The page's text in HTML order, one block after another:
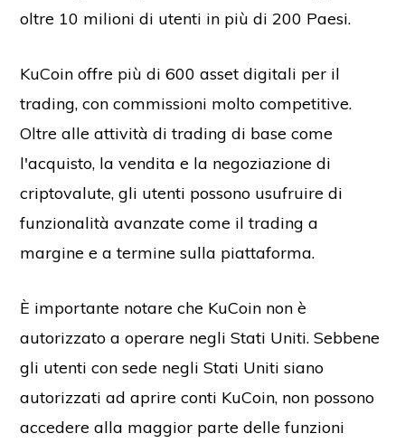
oltre 10 milioni di utenti in più di 200 Paesi.
KuCoin offre più di 600 asset digitali per il
trading, con commissioni molto competitive.
Oltre alle attività di trading di base come
l'acquisto, la vendita e la negoziazione di
criptovalute, gli utenti possono usufruire di
funzionalità avanzate come il trading a
margine e a termine sulla piattaforma.
È importante notare che KuCoin non è
autorizzato a operare negli Stati Uniti. Sebbene
gli utenti con sede negli Stati Uniti siano
autorizzati ad aprire conti KuCoin, non possono
accedere alla maggior parte delle funzioni